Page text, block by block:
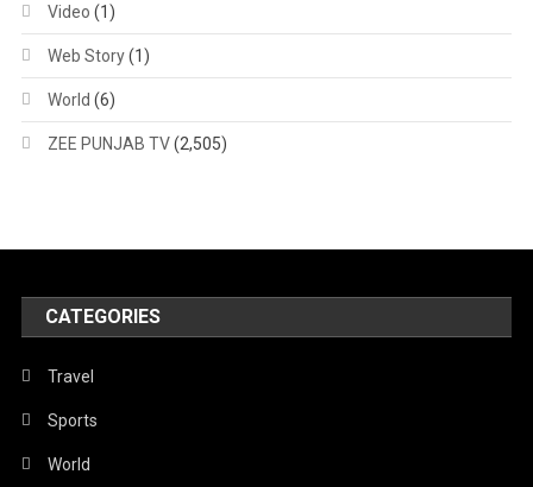
Video (1)
Web Story(1)
World (6)
ZEE PUNJAB TV(2,505)
CATEGORIES
Travel
Sports
World